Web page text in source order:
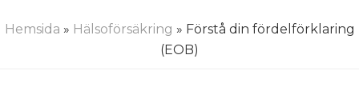
Hemsida » Hälsoförsäkring » Förstå din fördelförklaring
(EOB)